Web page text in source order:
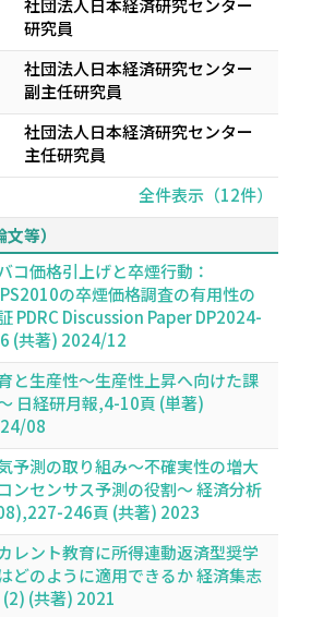
社団法人日本経済研究センター
研究員
社団法人日本経済研究センター
副主任研究員
社団法人日本経済研究センター
主任研究員
全件表示（12件）
等）
コ価格引上げと卒煙行動：
の卒煙価格調査の有用性の
PDRC Discussion Paper DP2024-
(共著) 2024/12
と生産性～生産性上昇へ向けた課
日経研月報,4-10頁 (単著)
08
予測の取り組み～不確実性の増大
ンセンサス予測の役割～ 経済分析
246頁 (共著) 2023
レント教育に所得連動返済型奨学
どのように適用できるか 経済集志
(2) (共著) 2021